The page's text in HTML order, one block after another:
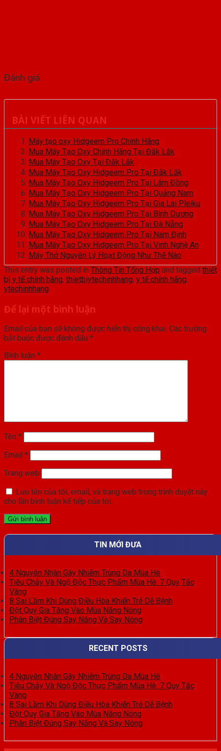
Đánh giá
BÀI VIẾT LIÊN QUAN
Máy tạo oxy Hidgeem Pro Chính Hãng
Mua Máy Tạo Oxy Chính Hãng Tại Đắk Lắk
Mua Máy Tạo Oxy Tại Đắk Lắk
Mua Máy Tạo Oxy Hidgeem Pro Tại Đắk Lắk
Mua Máy Tạo Oxy Hidgeem Pro Tại Lâm Đồng
Mua Máy Tạo Oxy Hidgeem Pro Tại Quảng Nam
Mua Máy Tạo Oxy Hidgeem Pro Tại Gia Lai Pleiku
Mua Máy Tạo Oxy Hidgeem Pro Tại Bình Dương
Mua Máy Tạo Oxy Hidgeem Pro Tại Đà Nẵng
Mua Máy Tạo Oxy Hidgeem Pro Tại Nam Định
Mua Máy Tạo Oxy Hidgeem Pro Tại Vinh Nghệ An
Máy Thở Nguyên Lý Hoạt Động Như Thế Nào
This entry was posted in Thông Tin Tổng Hợp and tagged thiết
bị y tế chính hãng, thietbiytechinhhang, y tế chính hãng,
ytechinhhang.
Để lại một bình luận
Email của bạn sẽ không được hiển thị công khai. Các trường
bắt buộc được đánh dấu *
Bình luận *
Tên *
Email *
Trang web
Lưu tên của tôi, email, và trang web trong trình duyệt này
cho lần bình luận kế tiếp của tôi.
TIN MỚI ĐƯA
4 Nguyên Nhân Gây Nhiễm Trùng Da Mùa Hè
Tiêu Chảy Và Ngộ Độc Thực Phẩm Mùa Hè: 7 Quy Tắc
Vàng
8 Sai Lầm Khi Dùng Điều Hòa Khiến Trẻ Dễ Bệnh
Đột Quỵ Gia Tăng Vào Mùa Nắng Nóng
Phân Biệt Đúng Say Nắng Và Say Nóng
RECENT POSTS
4 Nguyên Nhân Gây Nhiễm Trùng Da Mùa Hè
Tiêu Chảy Và Ngộ Độc Thực Phẩm Mùa Hè: 7 Quy Tắc
Vàng
8 Sai Lầm Khi Dùng Điều Hòa Khiến Trẻ Dễ Bệnh
Đột Quỵ Gia Tăng Vào Mùa Nắng Nóng
Phân Biệt Đúng Say Nắng Và Say Nóng